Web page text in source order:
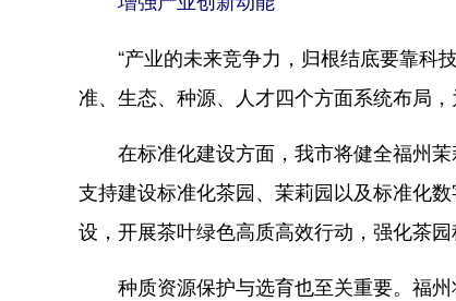
“产业的未来竞争力，归根结底要靠科
准、生态、种源、人才四个方面系统布局，
在标准化建设方面，我市将健全福州茉
支持建设标准化茶园、茉莉园以及标准化
设，开展茶叶绿色高质高效行动，强化茶
种质资源保护与选育也至关重要。福州